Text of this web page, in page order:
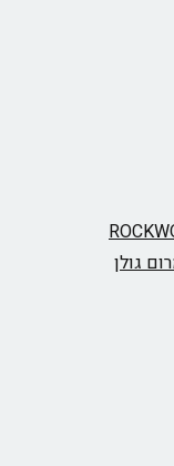
גולן